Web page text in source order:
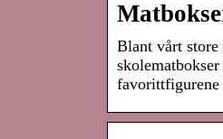
Blant vårt
favorittfigurene